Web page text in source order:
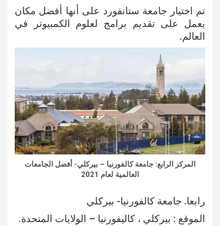
تم اختيار جامعة ستانفورد على أنها أفضل مكان
يعمل على تقديم برامج لعلوم الكمبيوتر في
العالم.
المركز الرابع: جامعة كالفورنيا – بيركلي- أفضل الجامعات
العالمية لعام 2021
رابعا. جامعة كالفورنيا- بيركلي
الموقع : بيركلي ، كاليفورنيا – الولايات المتحدة.